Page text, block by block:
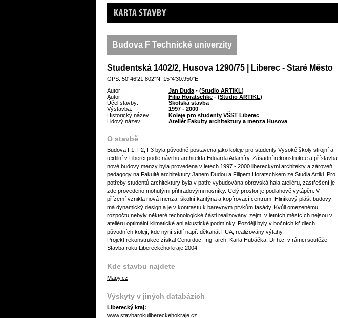
Karta stavby
Budova F Technické univerzity
Studentská 1402/2, Husova 1290/75 | Liberec - Staré Město
GPS: 50°46'21.802"N, 15°4'30.950"E
Autor:
Jan Duda - (Studio ARTIKL)
Autor:
Filip Horatschke - (Studio ARTIKL)
Účel stavby:
Školská stavba
Výstavba:
1997 - 2000
Historický název:
Koleje pro studenty VŠST Liberec
Lidový název:
Ateliér Fakulty architektury a menza Husova
O stavbě
Budova F1, F2, F3 byla původně postavena jako koleje pro studenty Vysoké školy strojní a
textilní v Liberci podle návrhu architekta Eduarda Adamíry. Zásadní rekonstrukce a přístavba
nové budovy menzy byla provedena v letech 1997 - 2000 libereckými architekty a zároveň
pedagogy na Fakultě architektury Janem Dudou a Filipem Horatschkem ze Studia Artikl. Pro
potřeby studentů architektury byla v patře vybudována obrovská hala ateliéru, zastřešení je
zde provedeno mohutými přihradovými nosníky. Celý prostor je podlahově vytápěn. V
přízemí vznikla nová menza, školní kantýna a kopírovací centrum. Hliníkový plášť budovy
má dynamický design a je v kontrastu k barevným prvkům fasády. Kvůli omezenému
rozpočtu nebyly některé technologické části realizovány, zejm. v letních měsících nejsou v
ateliéru optimální klimatické ani akustické podmínky. Později byly v bočních křídlech
původních kolejí, kde nyní sídlí např. děkanát FUA, realizovány výtahy.
Projekt rekonstrukce získal Cenu doc. Ing. arch. Karla Hubáčka, Dr.h.c. v rámci soutěže
Stavba roku Libereckého kraje 2004.
Kde stavbu najdete
Mapy.cz
Výskyty v jiných databázích
Liberecký kraj:
www.stavbarokulibereckehokraje.cz